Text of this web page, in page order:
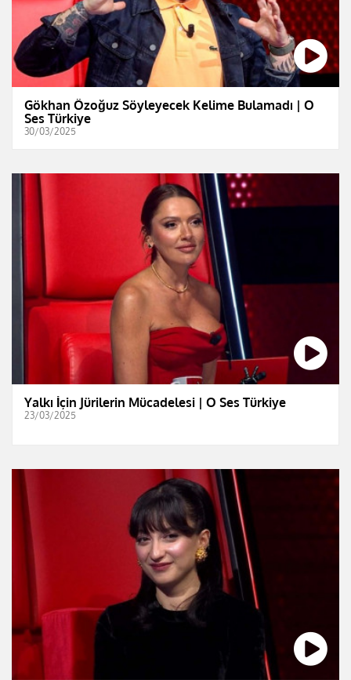
Gökhan Özoğuz Söyleyecek Kelime Bulamadı | O
Ses Türkiye
30/03/2025
Yalkı İçin Jürilerin Mücadelesi | O Ses Türkiye
23/03/2025